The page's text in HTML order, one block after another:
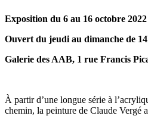
Exposition du 6 au 16 octobre 2022
Ouvert du jeudi au dimanche de
Galerie des AAB, 1 rue Francis
À partir d’une longue série à
chemin, la peinture de Claude Vergé